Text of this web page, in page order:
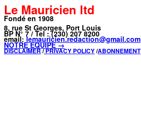
Le Mauricien ltd
Fondé en 1908
8, rue St Georges, Port Louis
BP N° 7 / Tel : (230) 207 8200
email: lemauricien.redaction@gmail.com
NOTRE ÉQUIPE →
DISCLAIMER/PRIVACY POLICY/ABONNEMENT